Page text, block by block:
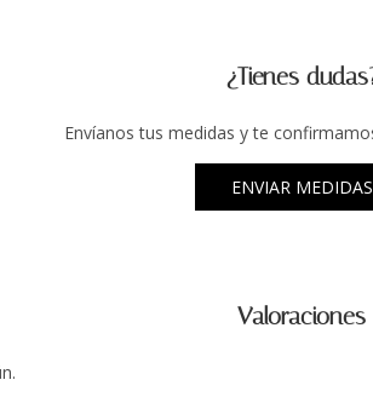
¿Tienes
Envíanos tus medidas y te
ENVIAR MEDIDAS
Valoraciones